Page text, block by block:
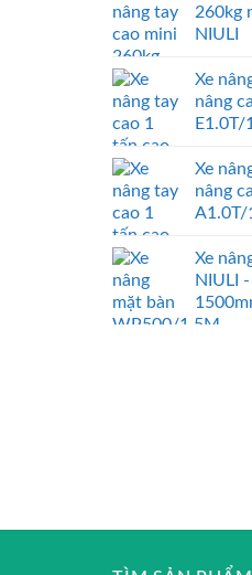
260kg
NIULI
Xe
nâng
E1.0T/
Xe
nâng
A1.0T/
Xe
NIULI